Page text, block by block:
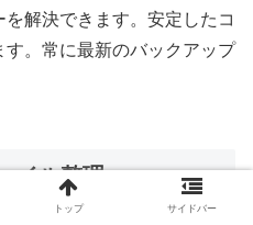
解決できます。安定したコ
。常に最新のバックアップ
イル整理
トップ サイドバー